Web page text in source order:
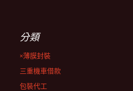
分類
×薄膜封裝
三重機車借款
包裝代工